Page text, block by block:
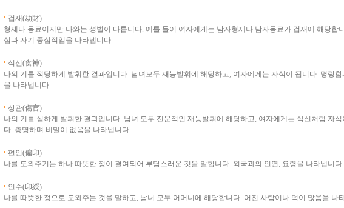
겁재(劫財)
형제나 동료이지만 나와는 성별이 다릅니다. 예를 들어 여자에게는 남자형제나 남자동료가 겁재에 해당합
심과 자기 중심적임을 나타냅니다.
식신(食神)
나의 기를 적당하게 발휘한 결과입니다. 남녀모두 재능발휘에 해당하고, 여자에게는 자식이 됩니다. 명랑함
을 나타냅니다.
상관(傷官)
나의 기를 심하게 발휘한 결과입니다. 남녀 모두 전문적인 재능발휘에 해당하고, 여자에게는 식신처럼 자식
다. 총명하며 비밀이 없음을 나타냅니다.
편인(偏印)
나를 도와주기는 하나 따뜻한 정이 결여되어 부담스러운 것을 말합니다. 외국과의 인연, 요령을 나타냅니다.
인수(印綬)
나를 따뜻한 정으로 도와주는 것을 말하고, 남녀 모두 어머니에 해당합니다. 어진 사람이나 덕이 많음을 나